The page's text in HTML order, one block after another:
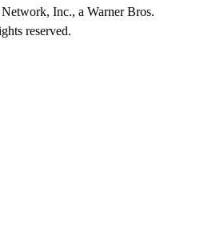
Inc., a Warner Bros.
reserved.